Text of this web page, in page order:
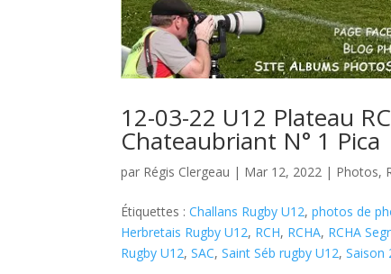
12-03-22 U12 Plateau
Chateaubriant N° 1 Pica
par Régis Clergeau | Mar 12, 2022 | Photos,
Étiquettes :Challans Rugby U12,photos de
Herbretais Rugby U12, RCH, RCHA, RCHA
Rugby U12,SAC,Saint Séb rugby U12,Saison